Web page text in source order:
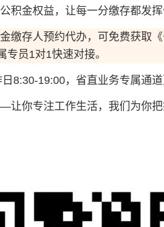
积金权益，让每一分缴存都发挥
缴存人预约代办，可免费获取
员1对1快速对接。
8:30-19:00，省直业务专属通道
你专注工作生活，我们为你把